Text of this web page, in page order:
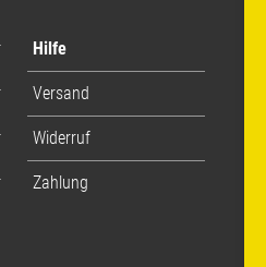
Hilfe
Versand
Widerruf
Zahlung